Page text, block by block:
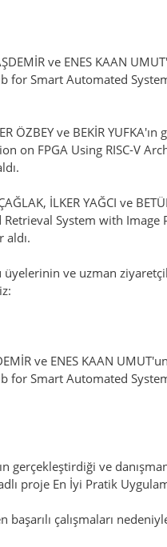
ve ENES KAAN
for Smart Automated
ÖZBEY ve BEKİR
on FPGA Using RISC-V
İLKER YAĞCI ve
System with
aldı.
ve uzman
ve ENES KAAN
for Smart Automated
gerçekleştirdiği ve
proje En İyi Pratik
çalışmaları